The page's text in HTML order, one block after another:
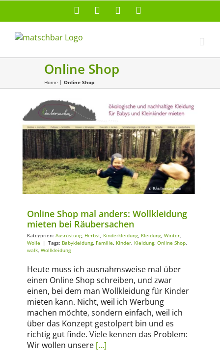
Facebook Instagram
Online Shop
Home | Online Shop
Ausrüstung Herbst Kinderkleidung Kleidung Winter Wolle
Online Shop mal anders: Wollkleidung
mieten bei Räubersachen
Kategorien: Ausrüstung, Herbst, Kinderkleidung, Kleidung, Winter,
Wolle | Tags: Babykleidung, Familie, Kinder, Kleidung, Online Shop,
walk, Wollkleidung
Heute muss ich ausnahmsweise mal über
einen Online Shop schreiben, und zwar
einen, bei dem man Wollkleidung für Kinder
mieten kann. Nicht, weil ich Werbung
machen möchte, sondern einfach, weil ich
über das Konzept gestolpert bin und es
richtig gut finde. Viele kennen das Problem:
Wir wollen unsere […]